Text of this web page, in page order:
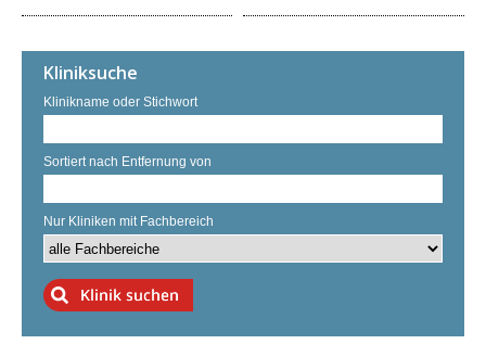
Kliniksuche
Klinikname oder Stichwort
Sortiert nach Entfernung von
Nur Kliniken mit Fachbereich